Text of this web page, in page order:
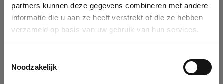
partners kunnen deze gegevens combineren met andere
informatie die u aan ze heeft verstrekt of die ze hebben
verzameld op basis van uw gebruik van hun services.
Noodzakelijk
You can search a company in our database by name, VAT or
enterprise ID. When a company is selected it will auto-complete the
form. If you don't find your company in our database, you can create
Ok